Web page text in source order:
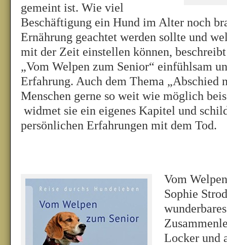
gemeint ist. Wie viel
Beschäftigung ein Hund im Alter noch
Ernährung geachtet werden sollte und
mit der Zeit einstellen können,
„Vom Welpen zum Senior“ einfühlsam
Erfahrung. Auch dem Thema „Abschied
Menschen gerne so weit wie möglich
widmet sie ein eigenes Kapitel und
persönlichen Erfahrungen mit dem Tod.
Vom
Sophie
Locker und